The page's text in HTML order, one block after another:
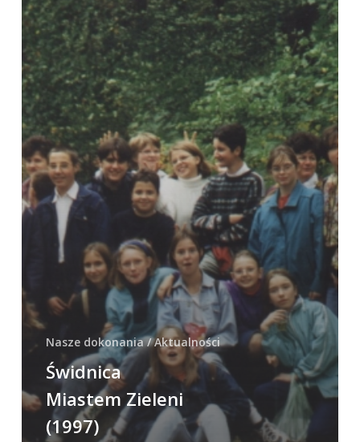
(1997)
Nasze dokonania / Aktualności
Świdnica
Miastem Zieleni
(1997)